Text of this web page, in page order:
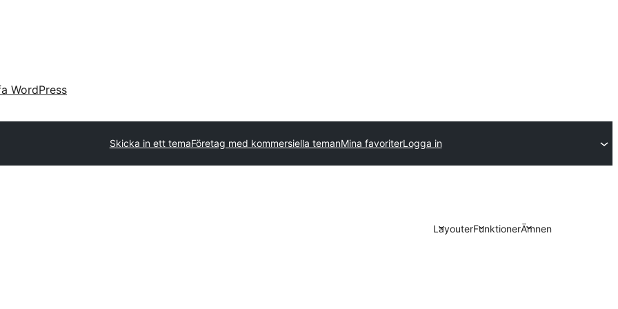
WordPress
Skicka in ett temaFöretag med kommersiella temanMina favoriterLogga in
LayouterFunktionerÄmnen